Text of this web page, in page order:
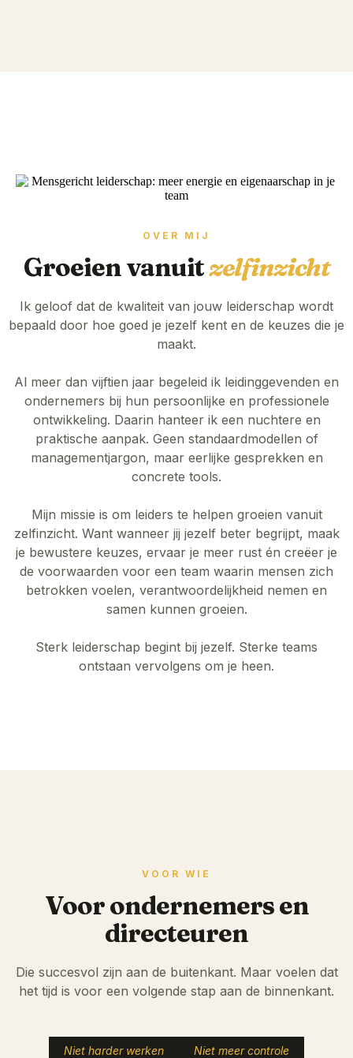
OVER MIJ
Groeien vanuitzelfinzicht
Ik geloof dat de kwaliteit van jouw leiderschap wordt
bepaald door hoe goed je jezelf kent en de keuzes die je
maakt.
Al meer dan vijftien jaar begeleid ik leidinggevenden en
ondernemers bij hun persoonlijke en professionele
ontwikkeling. Daarin hanteer ik een nuchtere en
praktische aanpak. Geen standaardmodellen of
managementjargon, maar eerlijke gesprekken en
concrete tools.
Mijn missie is om leiders te helpen groeien vanuit
zelfinzicht. Want wanneer jij jezelf beter begrijpt, maak
je bewustere keuzes, ervaar je meer rust én creëer je
de voorwaarden voor een team waarin mensen zich
betrokken voelen, verantwoordelijkheid nemen en
samen kunnen groeien.
Sterk leiderschap begint bij jezelf. Sterke teams
ontstaan vervolgens om je heen.
VOOR WIE
Voor ondernemers en
directeuren
Die succesvol zijn aan de buitenkant. Maar voelen dat
het tijd is voor een volgende stap aan de binnenkant.
Niet harder werken Niet meer controle